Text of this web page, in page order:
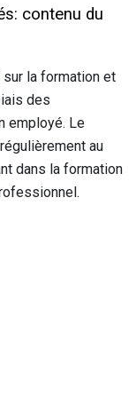
contenu du
la formation et
des
employé. Le
au
dans la formation